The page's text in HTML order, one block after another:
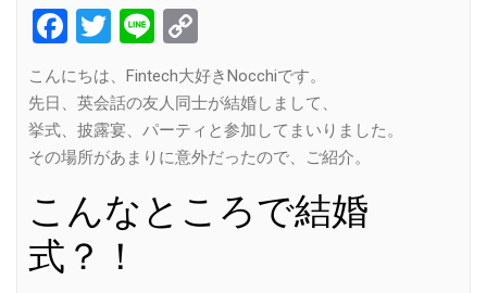
Facebook
Twitter
Line
Link
こんにちは、Fintech大好きNocchiです。
先日、英会話の友人同士が結婚しまして、
挙式、披露宴、パーティと参加してまいりました。
その場所があまりに意外だったので、ご紹介。
こんなところで結婚
式？！